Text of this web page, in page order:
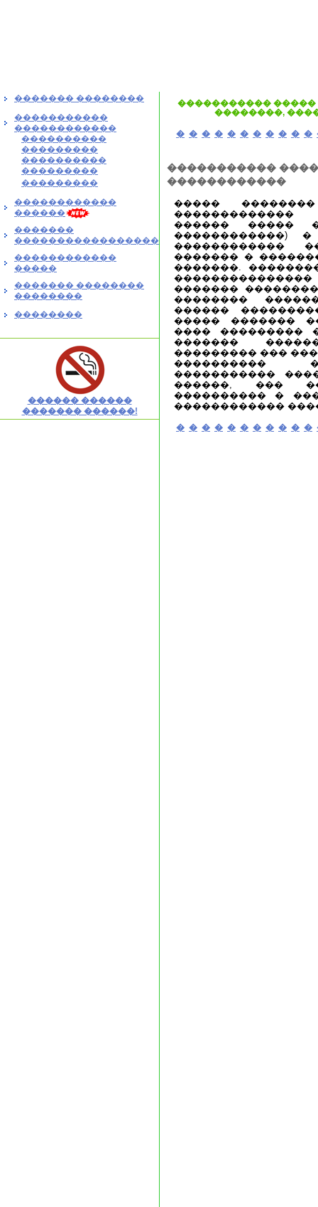
������� ��������
�����������
������������
����������
���������
����������
���������
���������
������������
������
�������
�����������������
������������
�����
������� ��������
��������
��������
������ ������
������� ������!
�����������
��������,
� � � � � � � � � � �
�����������
������������
�����
������ �����
������������)
������������
������� �
�������.
�������
��������
������
����� �������
���� ���������
�������
��������� ���
����������
�����������
������, ���
���������� �
������������
� � � � � � � � � � �